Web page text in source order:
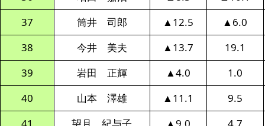
37
筒井 司郎 ▲12.5
▲6.0
38
今井 美夫 ▲13.7
19.1
39
岩田 正輝 ▲4.0
1.0
40
山本 澤雄 ▲11.1
9.5